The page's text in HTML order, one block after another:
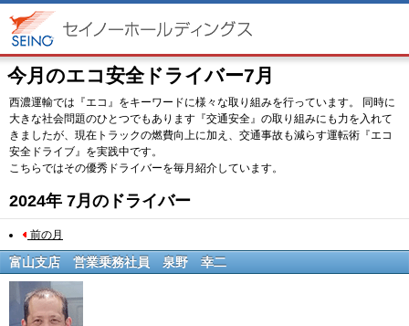
今月のエコ安全ドライバー7月
西濃運輸では『エコ』をキーワードに様々な取り組みを行っています。 同時に
大きな社会問題のひとつでもあります『交通安全』の取り組みにも力を入れて
きましたが、現在トラックの燃費向上に加え、交通事故も減らす運転術『エコ
安全ドライブ』を実践中です。
こちらではその優秀ドライバーを毎月紹介しています。
2024年 7月のドライバー
前の月
富山支店 営業乗務社員 泉野 幸二